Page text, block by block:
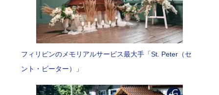
フィリピンのメモリアルサービス最大手「St. Peter（セ
ント・ピーター）」